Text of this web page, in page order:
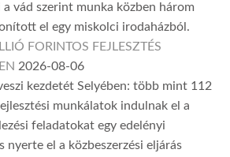
vád szerint munka közben három
el egy miskolci irodaházból.
FORINTOS FEJLESZTÉS
2026-08-06
kezdetét Selyében: több mint 112
munkálatok indulnak el a
feladatokat egy edelényi
nyerte el a közbeszerzési eljárás